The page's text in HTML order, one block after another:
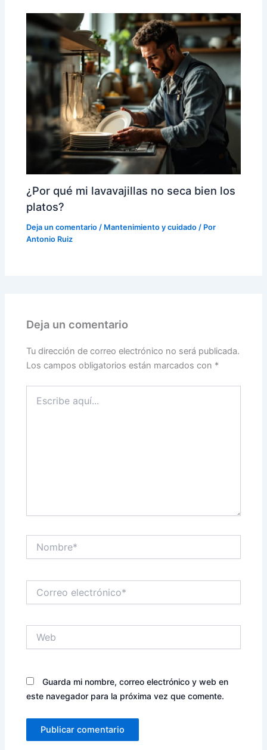
¿Por qué mi lavavajillas no seca bien los
platos?
Deja un comentario / Mantenimiento y cuidado / Por
Antonio Ruiz
Deja un comentario
Tu dirección de correo electrónico no será publicada.
Los campos obligatorios están marcados con *
aquí...
electrónico*
Guarda mi nombre, correo electrónico y web en
este navegador para la próxima vez que comente.